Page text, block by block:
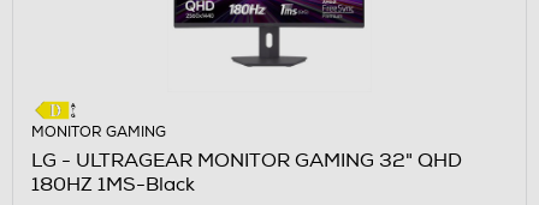
MONITOR GAMING
LG - ULTRAGEAR MONITOR GAMING 32" QHD
180HZ 1MS-Black